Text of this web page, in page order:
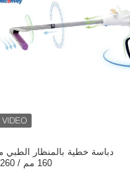
160 مم / 260 مم